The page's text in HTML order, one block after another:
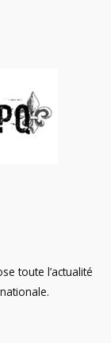
toute l’actualité